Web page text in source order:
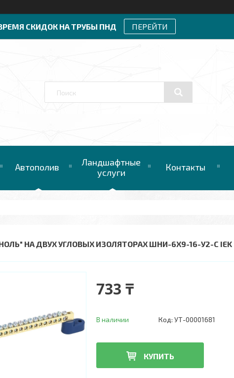
СКИДОК НА ТРУБЫ ПНД ПЕРЕЙТИ
Автополив
Ландшафтные
услуги
Контакты
НА ДВУХ УГЛОВЫХ ИЗОЛЯТОРАХ ШНИ-6Х9-16-У2-С IEK
733 ₸
В наличии Код: УТ-00001681
КУПИТЬ